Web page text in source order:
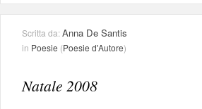
Scritta da:Anna De Santis
in Poesie (Poesie d'Autore)
Natale 2008